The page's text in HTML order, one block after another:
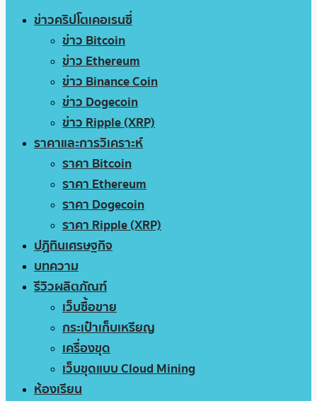
ข่าวคริปโตเคอเรนซี่
ข่าว Bitcoin
ข่าว Ethereum
ข่าว Binance Coin
ข่าว Dogecoin
ข่าว Ripple (XRP)
ราคาและการวิเคราะห์
ราคา Bitcoin
ราคา Ethereum
ราคา Dogecoin
ราคา Ripple (XRP)
ปฏิทินเศรษฐกิจ
บทความ
รีวิวผลิตภัณฑ์
เว็บซื้อขาย
กระเป๋าเก็บเหรียญ
เครื่องขุด
เว็บขุดแบบ Cloud Mining
ห้องเรียน